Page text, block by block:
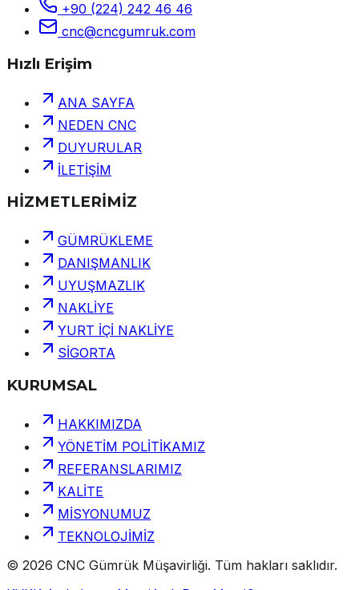
+90 (224) 242 46 46
cnc@cncgumruk.com
Hızlı Erişim
ANA SAYFA
NEDEN CNC
DUYURULAR
İLETİŞİM
HİZMETLERİMİZ
GÜMRÜKLEME
DANIŞMANLIK
UYUŞMAZLIK
NAKLİYE
YURT İÇİ NAKLİYE
SİGORTA
KURUMSAL
HAKKIMIZDA
YÖNETİM POLİTİKAMIZ
REFERANSLARIMIZ
KALİTE
MİSYONUMUZ
TEKNOLOJİMİZ
© 2026 CNC Gümrük Müşavirliği. Tüm hakları saklıdır.